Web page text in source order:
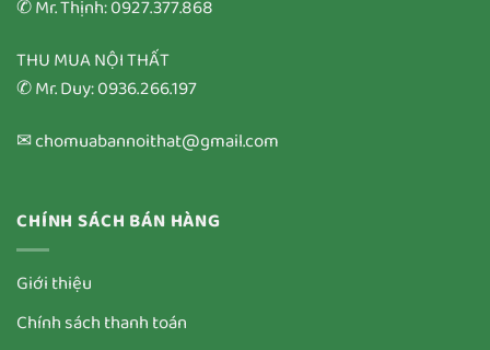
✆ Mr. Thịnh: 0927.377.868
THU MUA NỘI THẤT
✆ Mr. Duy: 0936.266.197
✉ chomuabannoithat@gmail.com
CHÍNH SÁCH BÁN HÀNG
Giới thiệu
Chính sách thanh toán